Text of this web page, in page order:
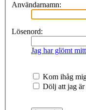
Användarnamn:
Lösenord:
Jag har glömt
Kom ihåg
Dölj att jag är